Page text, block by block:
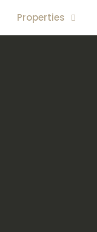
Properties